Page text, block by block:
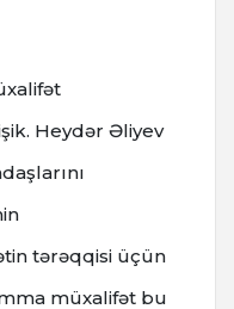
Heydər Əliyev
tərəqqisi üçün
müxalifət bu